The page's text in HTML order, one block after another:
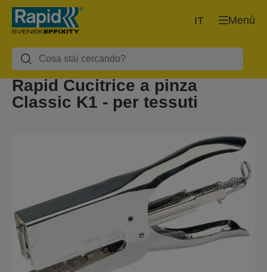
Menù
IT
Rapid Cucitrice a pinza
Classic K1 - per tessuti